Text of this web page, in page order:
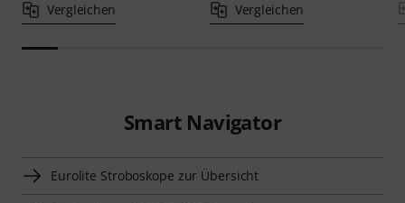
Vergleichen Vergleichen
Smart Navigator
Eurolite Stroboskope zur Übersicht